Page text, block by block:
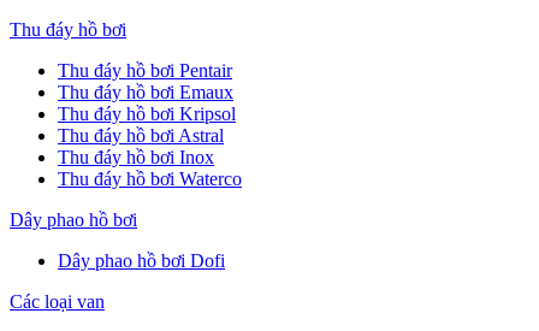
Thu đáy hồ bơi
Thu đáy hồ bơi Pentair
Thu đáy hồ bơi Emaux
Thu đáy hồ bơi Kripsol
Thu đáy hồ bơi Astral
Thu đáy hồ bơi Inox
Thu đáy hồ bơi Waterco
Dây phao hồ bơi
Dây phao hồ bơi Dofi
Các loại van